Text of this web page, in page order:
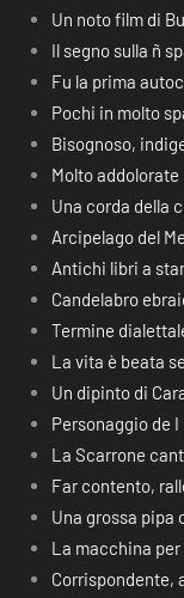
Un noto film di
Il segno sulla ñ
Fu la prima
Pochi in molto
Bisognoso,
Molto addolorate
Una corda della
Arcipelago del
Antichi libri a
Candelabro
Termine
La vita è beata
Un dipinto di
Personaggio de
La Scarrone
Far contento,
Una grossa pipa
La macchina
Corrispondente,